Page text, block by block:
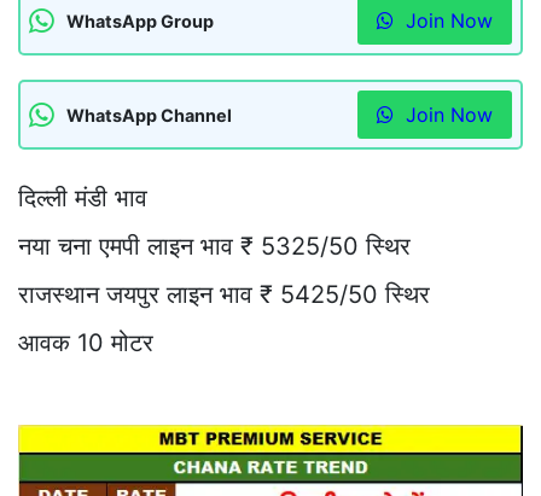
WhatsApp Group Join Now
WhatsApp Channel Join Now
दिल्ली मंडी भाव
नया चना एमपी लाइन भाव ₹ 5325/50 स्थिर
राजस्थान जयपुर लाइन भाव ₹ 5425/50 स्थिर
आवक 10 मोटर